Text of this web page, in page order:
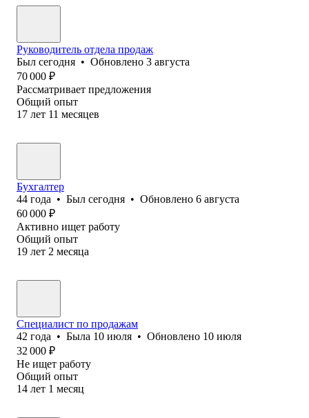
Руководитель отдела продаж
Был сегодня • Обновлено 3 августа
70 000 ₽
Рассматривает предложения
Общий опыт
17 лет 11 месяцев
Бухгалтер
44 года • Был сегодня • Обновлено 6 августа
60 000 ₽
Активно ищет работу
Общий опыт
19 лет 2 месяца
Специалист по продажам
42 года • Была 10 июля • Обновлено 10 июля
32 000 ₽
Не ищет работу
Общий опыт
14 лет 1 месяц